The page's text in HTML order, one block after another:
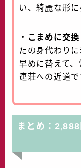
い、綺麗な形に
・ こまめに交換
たの身代わりに
早めに替えて
連荘への近道で
まとめ：